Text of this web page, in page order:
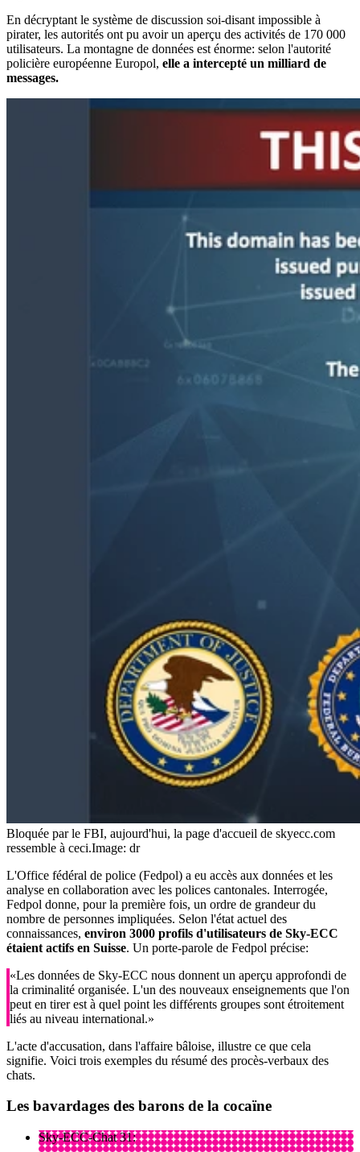
En décryptant le système de discussion soi-disant impossible à
pirater, les autorités ont pu avoir un aperçu des activités de 170 000
utilisateurs. La montagne de données est énorme: selon l'autorité
policière européenne Europol, elle a intercepté un milliard de
messages.
Bloquée par le FBI, aujourd'hui, la page d'accueil de skyecc.com
ressemble à ceci.Image: dr
L'Office fédéral de police (Fedpol) a eu accès aux données et les
analyse en collaboration avec les polices cantonales. Interrogée,
Fedpol donne, pour la première fois, un ordre de grandeur du
nombre de personnes impliquées. Selon l'état actuel des
connaissances, environ 3000 profils d'utilisateurs de Sky-ECC
étaient actifs en Suisse. Un porte-parole de Fedpol précise:
«Les données de Sky-ECC nous donnent un aperçu approfondi de
la criminalité organisée. L'un des nouveaux enseignements que l'on
peut en tirer est à quel point les différents groupes sont étroitement
liés au niveau international.»
L'acte d'accusation, dans l'affaire bâloise, illustre ce que cela
signifie. Voici trois exemples du résumé des procès-verbaux des
chats.
Les bavardages des barons de la cocaïne
Sky-ECC-Chat 31: